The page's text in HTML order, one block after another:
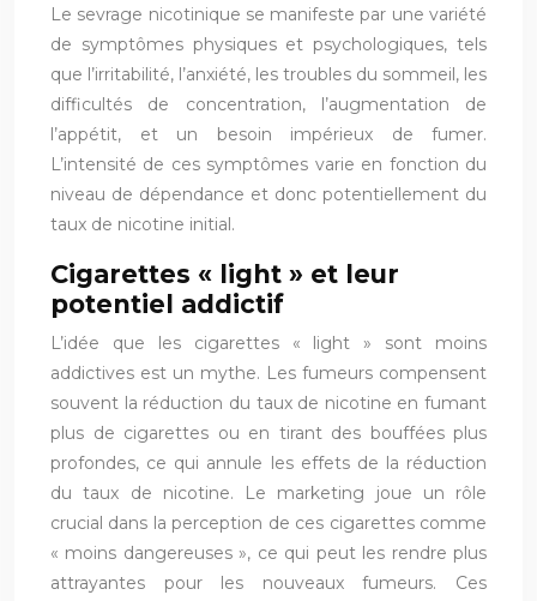
Le sevrage nicotinique se manifeste par une variété
de symptômes physiques et psychologiques, tels
que l’irritabilité, l’anxiété, les troubles du sommeil, les
difficultés de concentration, l’augmentation de
l’appétit, et un besoin impérieux de fumer.
L’intensité de ces symptômes varie en fonction du
niveau de dépendance et donc potentiellement du
taux de nicotine initial.
Cigarettes « light » et leur
potentiel addictif
L’idée que les cigarettes « light » sont moins
addictives est un mythe. Les fumeurs compensent
souvent la réduction du taux de nicotine en fumant
plus de cigarettes ou en tirant des bouffées plus
profondes, ce qui annule les effets de la réduction
du taux de nicotine. Le marketing joue un rôle
crucial dans la perception de ces cigarettes comme
« moins dangereuses », ce qui peut les rendre plus
attrayantes pour les nouveaux fumeurs. Ces